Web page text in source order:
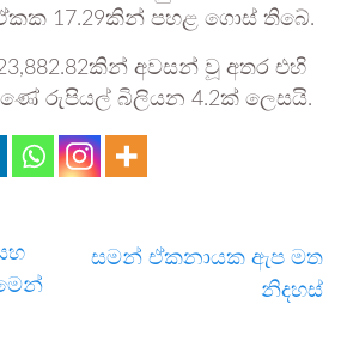
ඒකක 17.29කින් පහළ ගොස් තිබේ.
අවසන් වූ අතර එහි
රුපියල් බිලියන 4.2ක් ලෙසයි.
සමන් ඒකනායක ඇප මත
නිදහස්